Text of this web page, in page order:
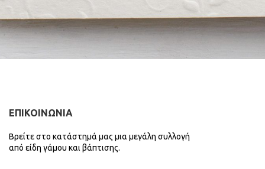
ΕΠΙΚΟΙΝΩΝΙΑ
Βρείτε στο κατάστημά μας μια μεγάλη συλλογή
από είδη γάμου και βάπτισης.